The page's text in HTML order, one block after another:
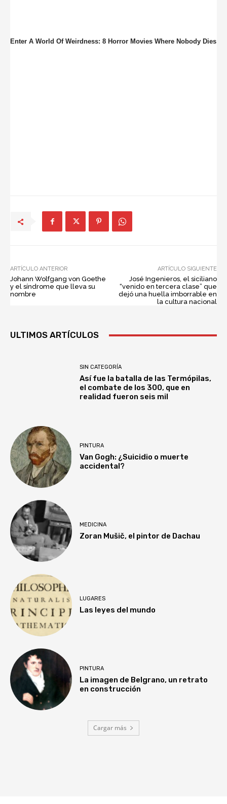
ARTÍCULO ANTERIOR
Johann Wolfgang von Goethe
y el síndrome que lleva su
nombre
ARTÍCULO SIGUIENTE
José Ingenieros, el siciliano
“venido en tercera clase” que
dejó una huella imborrable en
la cultura nacional
ULTIMOS ARTÍCULOS
SIN CATEGORÍA
Así fue la batalla de las Termópilas,
el combate de los 300, que en
realidad fueron seis mil
PINTURA
Van Gogh: ¿Suicidio o muerte
accidental?
MEDICINA
Zoran Mušič, el pintor de Dachau
LUGARES
Las leyes del mundo
PINTURA
La imagen de Belgrano, un retrato
en construcción
Cargar más